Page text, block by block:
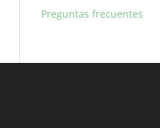
Preguntas frecuentes